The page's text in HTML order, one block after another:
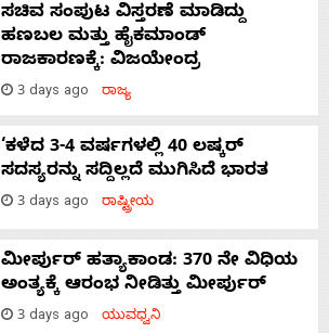
ಸಚಿವ ಸಂಪುಟ ವಿಸ್ತರಣೆ ಮಾಡಿದ್ದು
ಹಣಬಲ ಮತ್ತು ಹೈಕಮಾಂಡ್
ರಾಜಕಾರಣಕ್ಕೆ: ವಿಜಯೇಂದ್ರ
3 days ago ರಾಜ್ಯ
‘ಕಳೆದ 3-4 ವರ್ಷಗಳಲ್ಲಿ 40 ಲಷ್ಕರ್
ಸದಸ್ಯರನ್ನು ಸದ್ದಿಲ್ಲದೆ ಮುಗಿಸಿದೆ ಭಾರತ
3 days ago ರಾಷ್ಟ್ರೀಯ
ಮೀರ್ಪುರ್ ಹತ್ಯಾಕಾಂಡ: 370 ನೇ ವಿಧಿಯ
ಅಂತ್ಯಕ್ಕೆ ಆರಂಭ ನೀಡಿತ್ತು ಮೀರ್ಪುರ್
3 days ago ಯುವಧ್ವನಿ